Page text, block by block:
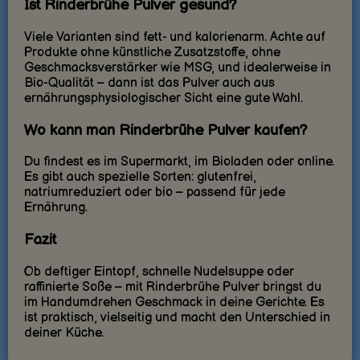
Ist Rinderbrühe Pulver gesund?
Viele Varianten sind fett- und kalorienarm. Achte auf
Produkte ohne künstliche Zusatzstoffe, ohne
Geschmacksverstärker wie MSG, und idealerweise in
Bio-Qualität – dann ist das Pulver auch aus
ernährungsphysiologischer Sicht eine gute Wahl.
Wo kann man Rinderbrühe Pulver kaufen?
Du findest es im Supermarkt, im Bioladen oder online.
Es gibt auch spezielle Sorten: glutenfrei,
natriumreduziert oder bio – passend für jede
Ernährung.
Fazit
Ob deftiger Eintopf, schnelle Nudelsuppe oder
raffinierte Soße – mit Rinderbrühe Pulver bringst du
im Handumdrehen Geschmack in deine Gerichte. Es
ist praktisch, vielseitig und macht den Unterschied in
deiner Küche.